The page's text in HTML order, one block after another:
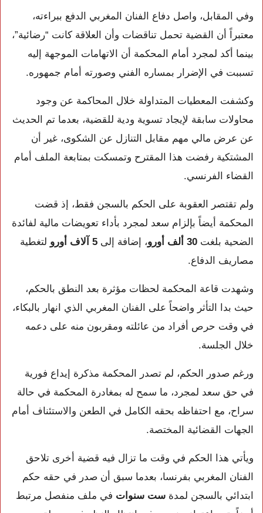
وفي المقابل، واصل دفاع الفنان المغربي الدفع ببراءته،
معتبراً أن القضية تحمل تناقضات وأن العلاقة كانت “رضائية”،
بينما أكد لمجرد أمام المحكمة أن الاتهامات الموجهة إليه
تسببت في الإضرار بمساره الفني وصورته أمام جمهوره.
وكشفت المعطيات المتداولة خلال المحاكمة عن وجود
محاولات سابقة لإيجاد تسوية ودية للقضية، بعدما تم الحديث
عن عرض مالي مهم مقابل التنازل عن الشكوى، غير أن
المشتكية رفضت هذا المقترح وتمسكت بمتابعة الملف أمام
القضاء الفرنسي.
ولم تقتصر العقوبة على الحكم بالسجن فقط، إذ قضت
المحكمة أيضاً بإلزام سعد لمجرد بأداء تعويضات مالية لفائدة
الضحية بلغت 30 ألف أورو ، إضافة إلى 5 آلاف أورو
لتغطية
مصاريف الدفاع.
وشهدت قاعة المحكمة لحظات مؤثرة بعد النطق بالحكم،
حيث بدا التأثر واضحاً على الفنان المغربي الذي انهار بالبكاء،
في وقت حرص أفراد من عائلته ومقربون منه على دعمه
خلال الجلسة.
ورغم صدور الحكم، لم تصدر المحكمة مذكرة إيداع فورية
في حق سعد لمجرد، ما سمح له بمغادرة المحكمة في حالة
سراح، مع احتفاظه بحقه الكامل في الطعن والاستئناف أمام
الجهات القضائية المختصة.
ويأتي هذا الحكم في وقت ما تزال فيه قضية أخرى تلاحق
الفنان المغربي بفرنسا، بعدما سبق أن صدر في حقه حكم
ابتدائي بالسجن لمدة ست سنوات في ملف منفصل مرتبط